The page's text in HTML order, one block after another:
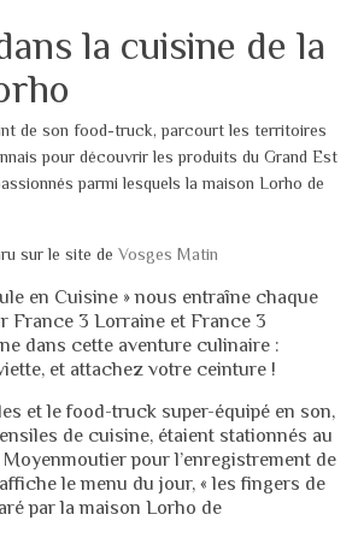
la cuisine de la
de son food-truck, parcourt les territoires
pour découvrir les produits du Grand Est
parmi lesquels la maison Lorho de
sur le site de Vosges Matin
en Cuisine » nous entraîne chaque
France 3 Lorraine et France 3
dans cette aventure culinaire :
et attachez votre ceinture !
et le food-truck super-équipé en son,
de cuisine, étaient stationnés au
Moyenmoutier pour l’enregistrement de
le menu du jour, « les fingers de
par la maison Lorho de